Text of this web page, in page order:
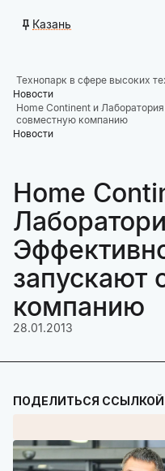
Казань
Технопарк в сфере высоких
Новости
Home Continent и
совместную компанию
Новости
Home
запускают
компанию
28.01.2013
ПОДЕЛИТЬСЯ ССЫЛКОЙ